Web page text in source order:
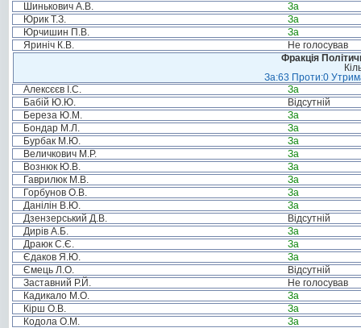
Шинькович А.В.
За
Юрик Т.З.
За
Юрчишин П.В.
За
Яриніч К.В.
Не голосував
Фракція
За:63 Проти:0
Алексєєв І.С.
За
Бабій Ю.Ю.
Відсутній
Береза Ю.М.
За
Бондар М.Л.
За
Бурбак М.Ю.
За
Величкович М.Р.
За
Вознюк Ю.В.
За
Гаврилюк М.В.
За
Горбунов О.В.
За
Данілін В.Ю.
За
Дзензерський Д.В.
Відсутній
Дирів А.Б.
За
Драюк С.Є.
За
Єдаков Я.Ю.
За
Ємець Л.О.
Відсутній
Заставний Р.Й.
Не голосував
Кадикало М.О.
За
Кірш О.В.
За
Кодола О.М.
За